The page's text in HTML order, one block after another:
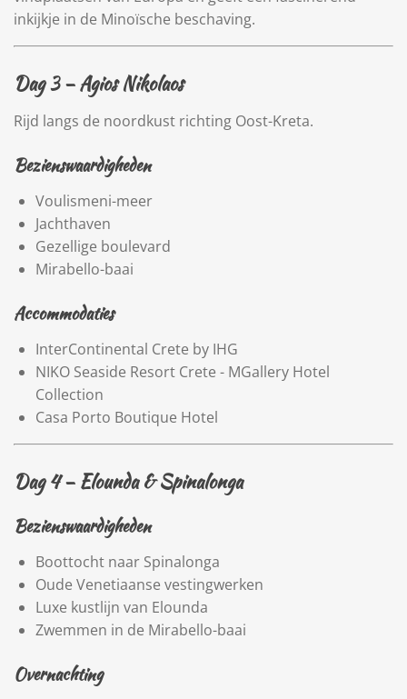
inkijkje in de Minoïsche beschaving.
Dag 3 –Agios Nikolaos
Rijd langs de noordkust richting Oost-Kreta.
Bezienswaardigheden
Voulismeni-meer
Jachthaven
Gezellige boulevard
Mirabello-baai
Accommodaties
InterContinental Crete by IHG
NIKO Seaside Resort Crete - MGallery Hotel
Collection
Casa Porto Boutique Hotel
Dag 4 – Elounda&Spinalonga
Bezienswaardigheden
Boottocht naar Spinalonga
Oude Venetiaanse vestingwerken
Luxe kustlijn van Elounda
Zwemmen in de Mirabello-baai
Overnachting